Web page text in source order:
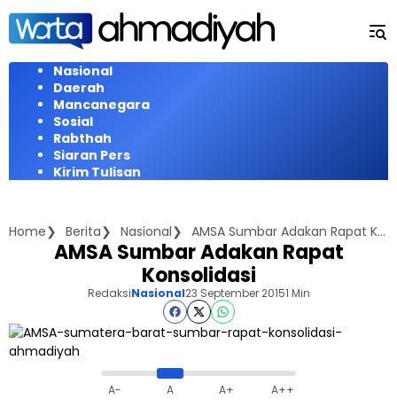
Langsung
konten
Nasional
Daerah
Mancanegara
Sosial
Rabthah
Siaran Pers
Kirim Tulisan
Home Berita Nasional AMSA Sumbar Adakan Rapat Konsolidasi
AMSA Sumbar Adakan Rapat
Konsolidasi
RedaksiNasional23 September 20151 Min
A- A A+ A++